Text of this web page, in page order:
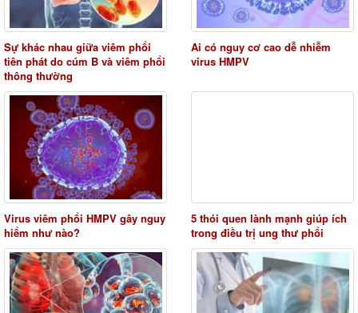
Sự khác nhau giữa viêm phổi
tiên phát do cúm B và viêm phổi
thông thường
Ai có nguy cơ cao dễ nhiễm
virus HMPV
Virus viêm phổi HMPV gây nguy
hiểm như nào?
5 thói quen lành mạnh giúp ích
trong điều trị ung thư phổi